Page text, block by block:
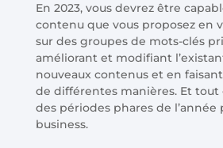
En 2023, vous devrez être
contenu que vous proposez en
sur des groupes de mots-clés
améliorant et modifiant
nouveaux contenus et en
de différentes manières. Et tout
des périodes phares de l’année
business.